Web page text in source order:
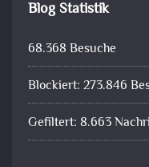
Blog Statistik
68.368 Besuche
Blockiert: 273.846
Gefiltert: 8.663